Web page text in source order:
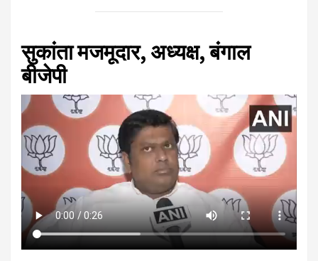
सुकांता मजमूदार, अध्यक्ष, बंगाल
बीजेपी